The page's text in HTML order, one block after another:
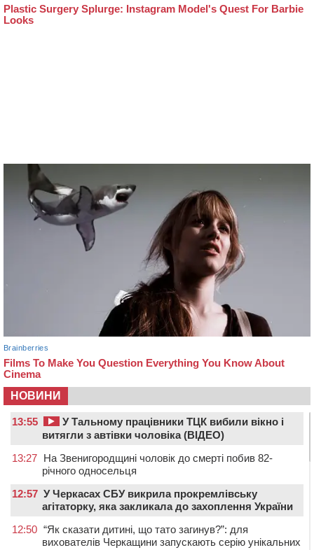
НОВИНИ
13:55
У Тальному працівники ТЦК вибили вікно і
витягли з автівки чоловіка (ВІДЕО)
13:27 На Звенигородщині чоловік до смерті побив 82-
річного односельця
12:57 У Черкасах СБУ викрила прокремлівську
агітаторку, яка закликала до захоплення України
12:50 “Як сказати дитині, що тато загинув?”: для
вихователів Черкащини запускають серію унікальних